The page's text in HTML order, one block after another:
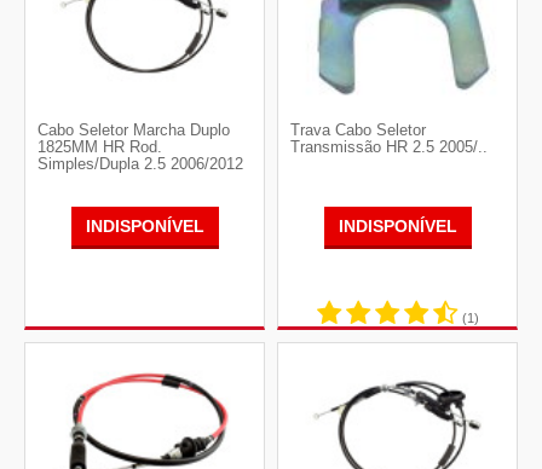
Cabo Seletor Marcha Duplo
1825MM HR Rod.
Simples/Dupla 2.5 2006/2012
INDISPONÍVEL
Trava Cabo Seletor
Transmissão HR 2.5 2005/..
INDISPONÍVEL
(1)